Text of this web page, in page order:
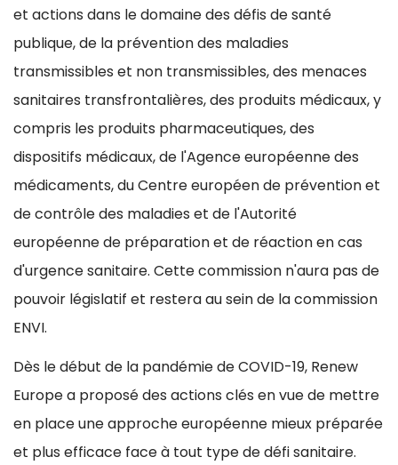
et actions dans le domaine des défis de santé
publique, de la prévention des maladies
transmissibles et non transmissibles, des menaces
sanitaires transfrontalières, des produits médicaux, y
compris les produits pharmaceutiques, des
dispositifs médicaux, de l'Agence européenne des
médicaments, du Centre européen de prévention et
de contrôle des maladies et de l'Autorité
européenne de préparation et de réaction en cas
d'urgence sanitaire. Cette commission n'aura pas de
pouvoir législatif et restera au sein de la commission
ENVI.
Dès le début de la pandémie de COVID-19, Renew
Europe a proposé des actions clés en vue de mettre
en place une approche européenne mieux préparée
et plus efficace face à tout type de défi sanitaire.